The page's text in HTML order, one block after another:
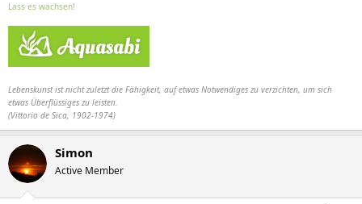
Lass es wachsen!
Lebenskunst ist nicht zuletzt die Fähigkeit, auf etwas Notwendiges zu verzichten, um sich
etwas Überflüssiges zu leisten.
(Vittorio de Sica, 1902-1974)
Simon
Active Member